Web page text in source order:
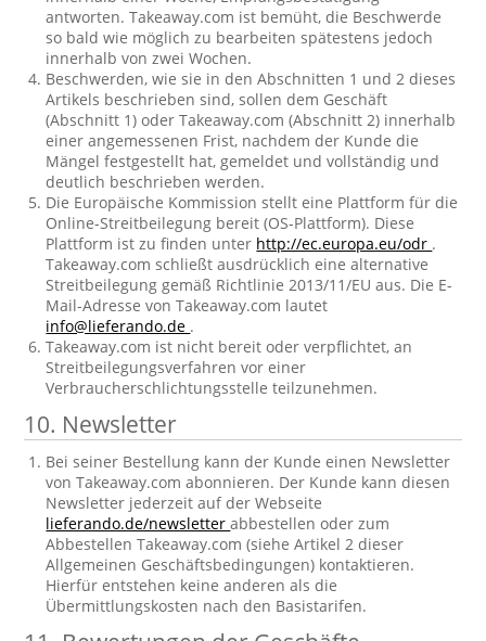
antworten. Takeaway.com ist bemüht, die Beschwerde
so bald wie möglich zu bearbeiten spätestens jedoch
innerhalb von zwei Wochen.
Beschwerden, wie sie in den Abschnitten 1 und 2 dieses
Artikels beschrieben sind, sollen dem Geschäft
(Abschnitt 1) oder Takeaway.com (Abschnitt 2) innerhalb
einer angemessenen Frist, nachdem der Kunde die
Mängel festgestellt hat, gemeldet und vollständig und
deutlich beschrieben werden.
Die Europäische Kommission stellt eine Plattform für die
Online-Streitbeilegung bereit (OS-Plattform). Diese
Plattform ist zu finden unter http://ec.europa.eu/odr .
Takeaway.com schließt ausdrücklich eine alternative
Streitbeilegung gemäß Richtlinie 2013/11/EU aus. Die E-
Mail-Adresse von Takeaway.com lautet
info@lieferando.de .
Takeaway.com ist nicht bereit oder verpflichtet, an
Streitbeilegungsverfahren vor einer
Verbraucherschlichtungsstelle teilzunehmen.
10. Newsletter
Bei seiner Bestellung kann der Kunde einen Newsletter
von Takeaway.com abonnieren. Der Kunde kann diesen
Newsletter jederzeit auf der Webseite
lieferando.de/newsletterabbestellen oder zum
Abbestellen Takeaway.com (siehe Artikel 2 dieser
Allgemeinen Geschäftsbedingungen) kontaktieren.
Hierfür entstehen keine anderen als die
Übermittlungskosten nach den Basistarifen.